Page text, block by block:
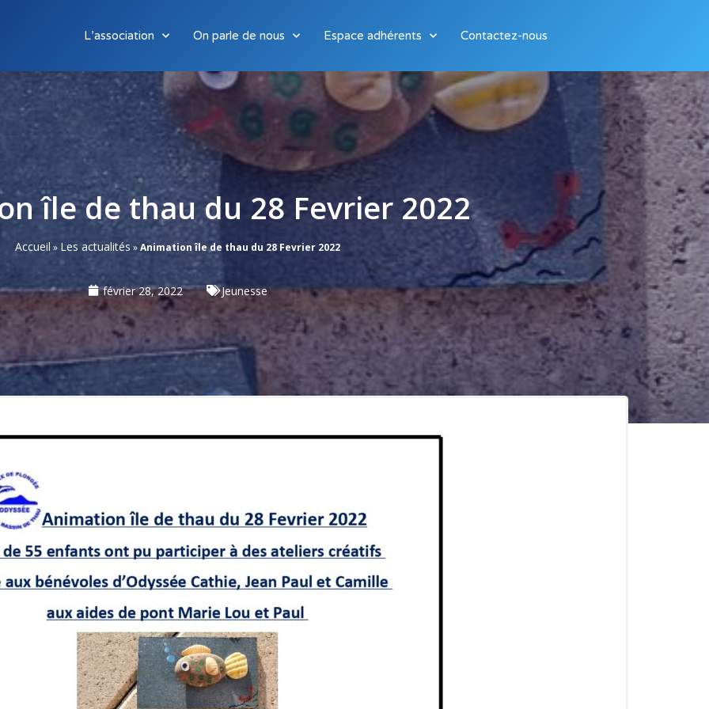
L’association On parle de nous Espace adhérents Contactez-nous
île de thau du 28 Fevrier 2022
Accueil » Les actualités »Animation île de thau du 28 Fevrier 2022
février 28, 2022 Jeunesse